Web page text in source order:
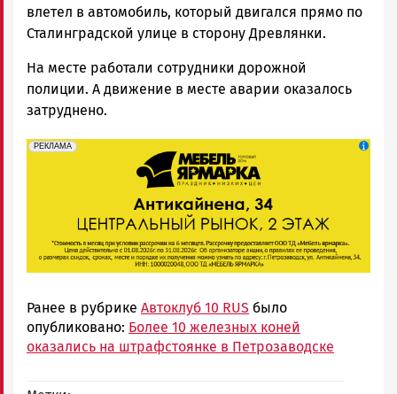
влетел в автомобиль, который двигался прямо по
Сталинградской улице в сторону Древлянки.
На месте работали сотрудники дорожной
полиции. А движение в месте аварии оказалось
затруднено.
erid: 2SDnjeFymr3
РЕКЛАМА
Реклама
Ранее в рубрике Автоклуб 10 RUS было
опубликовано: Более 10 железных коней
оказались на штрафстоянке в Петрозаводске